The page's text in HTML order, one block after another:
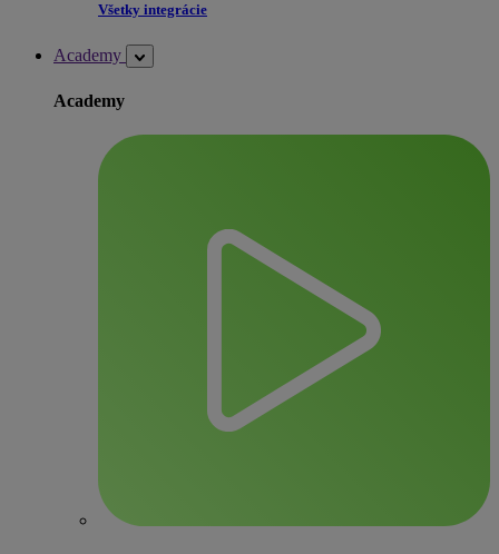
Všetky integrácie
Academy
Academy